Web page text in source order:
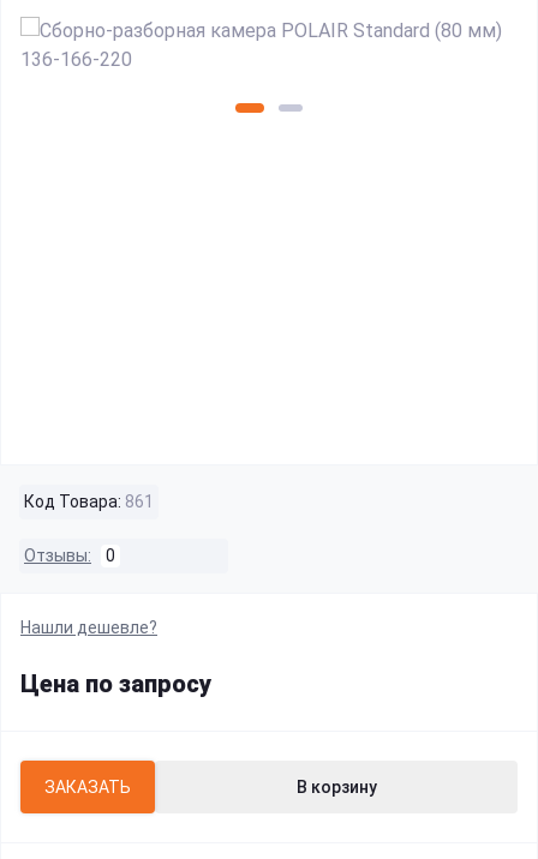
Код Товара: 861
Отзывы: 0
Нашли дешевле?
Цена по запросу
ЗАКАЗАТЬ В корзину